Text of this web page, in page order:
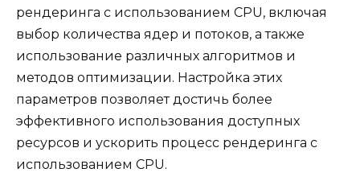
рендеринга с использованием CPU, включая
выбор количества ядер и потоков, а также
использование различных алгоритмов и
методов оптимизации. Настройка этих
параметров позволяет достичь более
эффективного использования доступных
ресурсов и ускорить процесс рендеринга с
использованием CPU.